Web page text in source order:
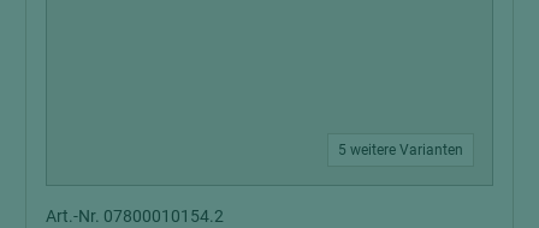
5 weitere Varianten
Art.-Nr. 07800010154.2